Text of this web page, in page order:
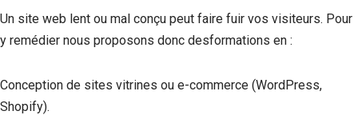
Un site web lent ou mal conçu peut faire fuir vos visiteurs. Pour
y remédier nous proposons donc desformations en :
Conception de sites vitrines ou e-commerce (WordPress,
Shopify).